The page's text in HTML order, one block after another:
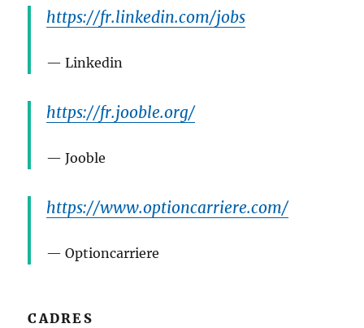
https://fr.linkedin.com/jobs
Linkedin
https://fr.jooble.org/
Jooble
https://www.optioncarriere.com/
Optioncarriere
CADRES